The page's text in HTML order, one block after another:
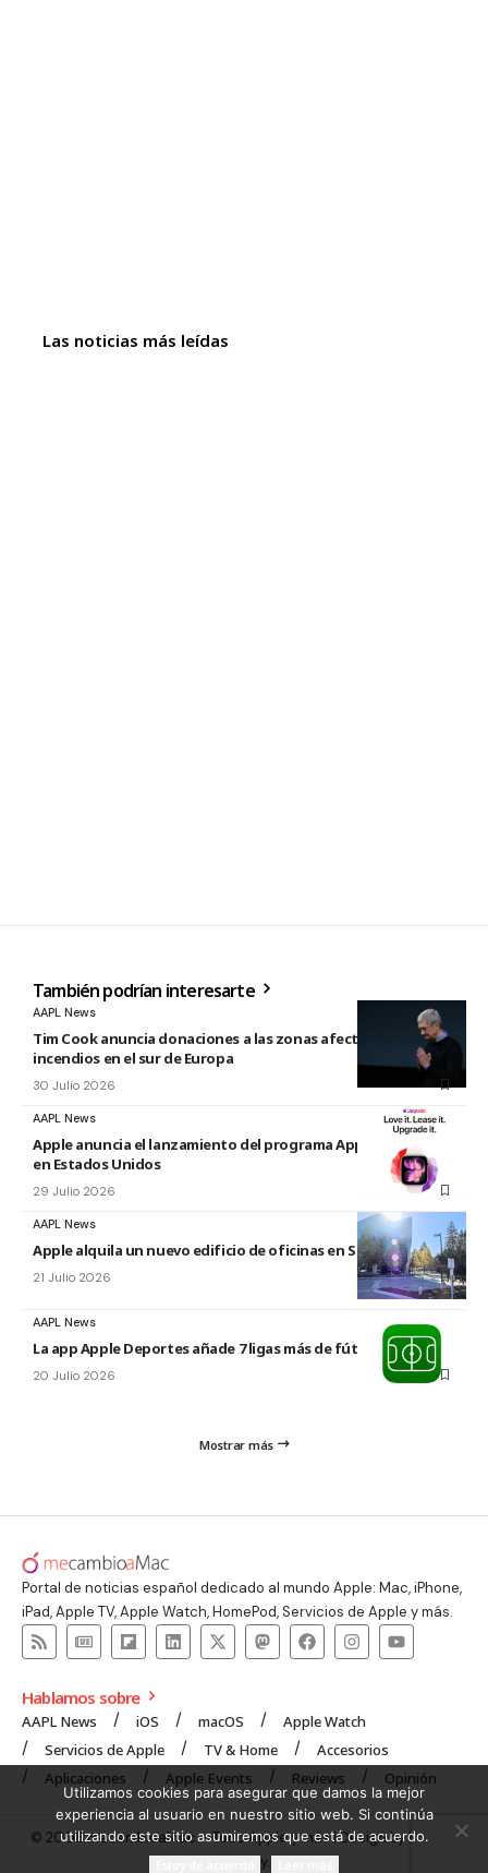
Las noticias más leídas
También podrían interesarte
AAPL News
Tim Cook anuncia donaciones a las zonas afectadas por los
incendios en el sur de Europa
30 Julio 2026
AAPL News
Apple anuncia el lanzamiento del programa Apple Upgrade
en Estados Unidos
29 Julio 2026
AAPL News
Apple alquila un nuevo edificio de oficinas en Sunnyvale
21 Julio 2026
AAPL News
La app Apple Deportes añade 7 ligas más de fútbol
20 Julio 2026
Mostrar más
Portal de noticias español dedicado al mundo Apple: Mac, iPhone,
iPad, Apple TV, Apple Watch, HomePod, Servicios de Apple y más.
Hablamos sobre
AAPL News iOS macOS
Apple Watch
Servicios de Apple
TV & Home
Accesorios
Aplicaciones
Apple Events Reviews Opinión
© 2008 mecambioaMac – Todo Apple y más | Design byUNXON
Agency.
Utilizamos cookies para asegurar que damos la mejor
experiencia al usuario en nuestro sitio web. Si continúa
utilizando este sitio asumiremos que está de acuerdo.